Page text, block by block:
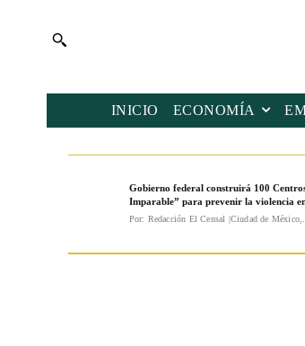
INICIO ECONOMÍA
Gobierno federal construirá 100
Imparable” para prevenir la violencia
Por: Redacción El Censal |Ciudad de